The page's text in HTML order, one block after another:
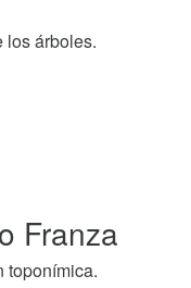
los árboles.
Franza
toponímica.